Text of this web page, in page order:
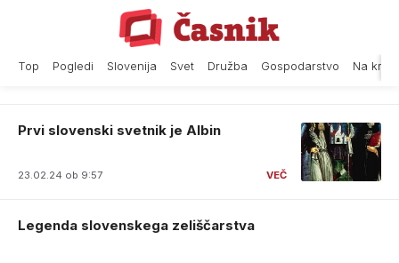
Top Pogledi Slovenija Svet Družba Gospodarstvo Na
Prvi slovenski svetnik je Albin
23.02.24 ob 9:57
Legenda slovenskega zeliščarstva